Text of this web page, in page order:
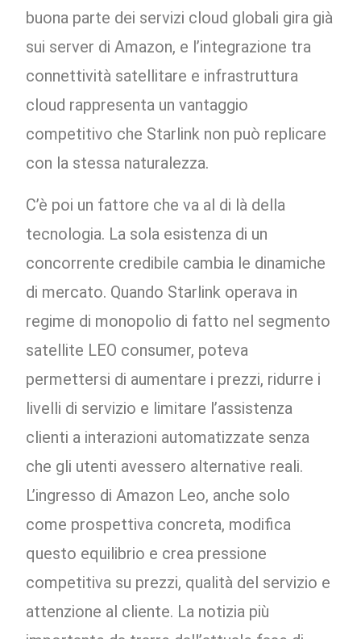
buona parte dei servizi cloud globali gira già
sui server di Amazon, e l’integrazione tra
connettività satellitare e infrastruttura
cloud rappresenta un vantaggio
competitivo che Starlink non può replicare
con la stessa naturalezza.
C’è poi un fattore che va al di là della
tecnologia. La sola esistenza di un
concorrente credibile cambia le dinamiche
di mercato. Quando Starlink operava in
regime di monopolio di fatto nel segmento
satellite LEO consumer, poteva
permettersi di aumentare i prezzi, ridurre i
livelli di servizio e limitare l’assistenza
clienti a interazioni automatizzate senza
che gli utenti avessero alternative reali.
L’ingresso di Amazon Leo, anche solo
come prospettiva concreta, modifica
questo equilibrio e crea pressione
competitiva su prezzi, qualità del servizio e
attenzione al cliente. La notizia più